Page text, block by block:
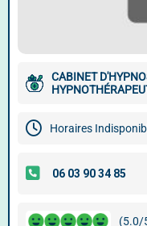
CABINET
Horaires
(5.0/